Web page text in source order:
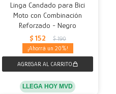
Linga Candado para Bici
Moto con Combinación
Reforzado - Negro
$ 152 $ 190
20
LLEGA HOY MVD